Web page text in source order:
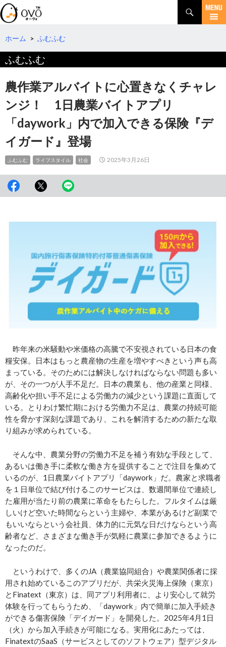
検
索
コ
テ
へ
動
ホーム > ふむふむ
ふむふむ
農作業アルバイトに心置きなくチャレ
ンジ！ 1日農業バイトアプリ
「daywork」内で加入できる保険『デ
イガード』登場
ふむふむ ライフスタイル 社会 2025年3月26日
昨年来の米騒動や米価格の高騰で不安視されている日本の食
糧安保。日本はもっと農産物の生産を増やすべきという声も高
まっている。そのためには解決しなければならない問題も多い
が、その一つが人手不足だ。日本の農業も、他の産業と同様、
高齢化や担い手不足による労働力の減少という課題に直面して
いる。とりわけ繁忙期における労働力不足は、農業の持続可能
性を脅かす深刻な課題であり、これを解消するための新たな取
り組みが求められている。
そんな中、農業分野の労働力不足を補う有効な手段として、
あるいは働き手に柔軟な働き方を提供することで注目を集めて
いるのが、1日農業バイトアプリ「daywork」だ。農家と求職者
を１日単位で結び付けるこのサービスは、数週間単位で連続し
た雇用が当たり前の農業に革命をもたらした。フルタイムは厳
しいけど空いた時間ならという主婦や、本業があるけど副業で
もいいならという会社員、体力的に元気な日だけならという高
齢者など、さまざまな働き手が気軽に農業に参加できるように
なったのだ。
というわけで、多くのJA（農業協同組合）や農業関係者に採
用され始めているこのアプリだが、共栄火災海上保険（東京）
とFinatext（東京）は、同アプリ利用者に、より安心して就労
体験を行ってもらうため、「daywork」内で簡単に加入手続き
ができる傷害保険「デイガード」を開発した。2025年4月1日
（火）から加入手続きが可能になる。実用化にあたっては、
FinatextのSaaS（サービスとしてのソフトウェア）型デジタル